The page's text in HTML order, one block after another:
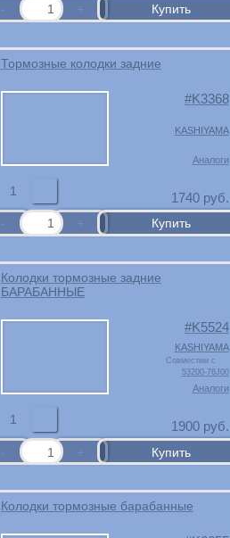
Тормозные колодки задние
K3368
KASHIYAMA
Аналоги
1 1740руб.
Колодки тормозные задние
БАРАБАННЫЕ
K5524
KASHIYAMA
Совместим с
53200-76J00
Аналоги
1 1900руб.
Колодки тормозные барабанные